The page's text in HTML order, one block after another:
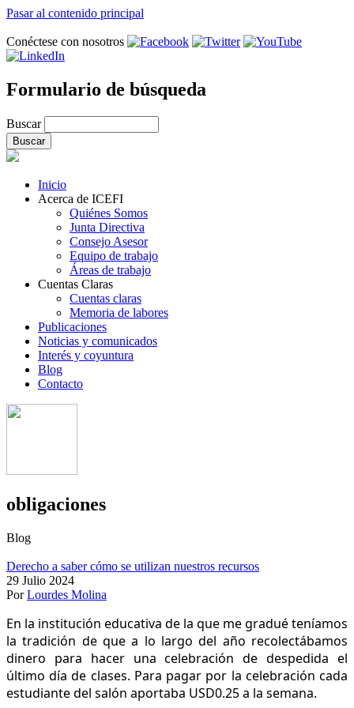
Pasar al contenido principal
Conéctese con nosotros
Formulario de búsqueda
Buscar
Inicio
Acerca de ICEFI
Quiénes Somos
Junta Directiva
Consejo Asesor
Equipo de trabajo
Áreas de trabajo
Cuentas Claras
Cuentas claras
Memoria de labores
Publicaciones
Noticias y comunicados
Interés y coyuntura
Blog
Contacto
obligaciones
Blog
Derecho a saber cómo se utilizan nuestros recursos
29 Julio 2024
PorLourdes Molina
En la institución educativa de la que me gradué teníamos
la tradición de que a lo largo del año recolectábamos
dinero para hacer una celebración de despedida el
último día de clases. Para pagar por la celebración cada
estudiante del salón aportaba USD0.25 a la semana.